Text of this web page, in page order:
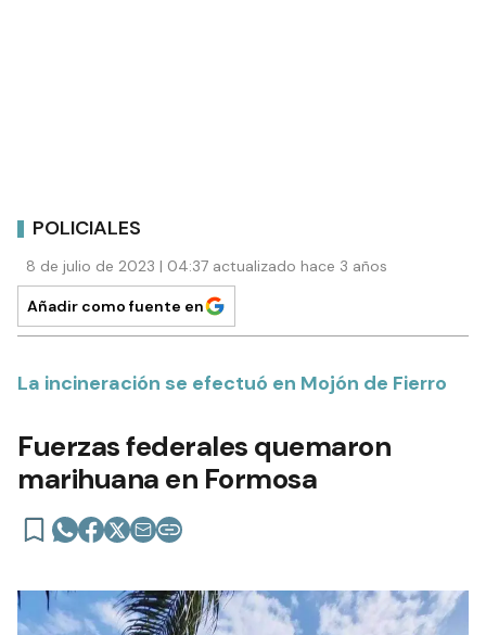
POLICIALES
8 de julio de 2023 | 04:37 actualizado hace 3 años
Añadir como fuente en
La incineración se efectuó en Mojón de Fierro
Fuerzas federales quemaron
marihuana en Formosa